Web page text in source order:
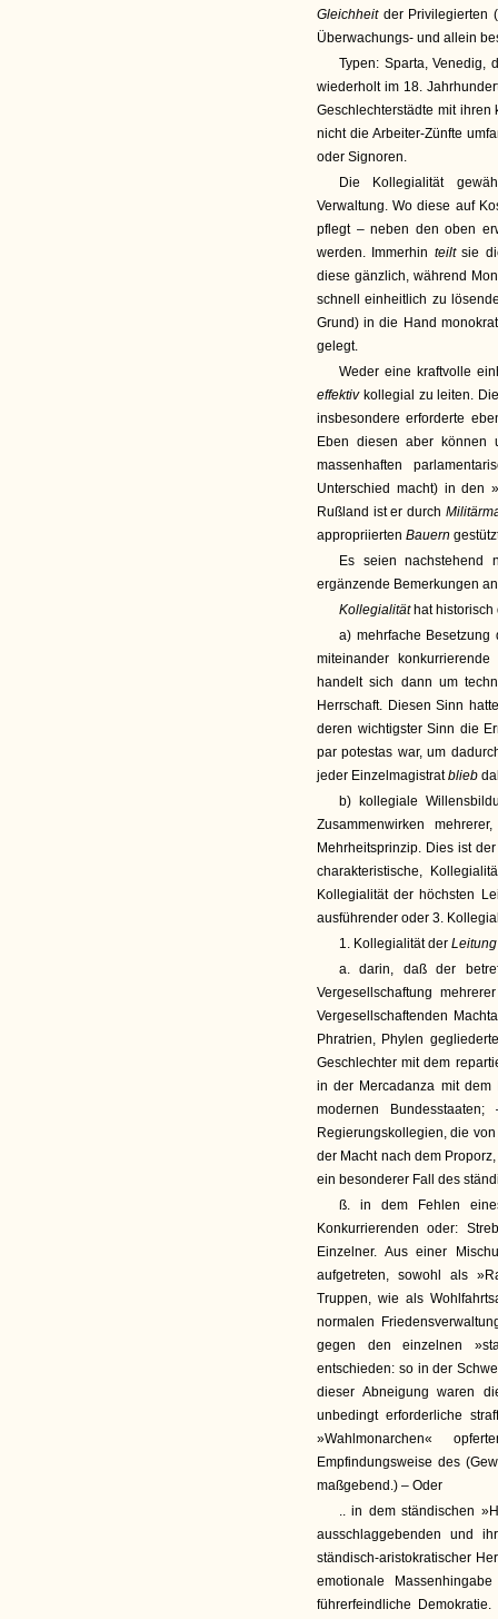
Gleichheit der Privilegierten
Überwachungs- und allein
Typen: Sparta, Venedig,
wiederholt im 18.
Geschlechterstädte mit
nicht die Arbeiter-Zünfte
oder Signoren.
Die Kollegialität
Verwaltung. Wo diese auf
pflegt – neben den oben
werden. Immerhin teiltsie
diese gänzlich, während
schnell einheitlich zu
Grund) in die Hand
gelegt.
Weder eine kraftvolle
effektiv kollegial zu leiten.
insbesondere erforderte
Eben diesen aber
massenhaften
Unterschied macht) in den
Rußland ist er durch
appropriierten Bauern
Es seien nachstehend
ergänzende Bemerkungen
Kollegialität hat
a) mehrfache
miteinander
handelt sich dann um
Herrschaft. Diesen Sinn
deren wichtigster Sinn die
par potestas war, um
jeder Einzelmagistratblieb
b) kollegiale
Zusammenwirken
Mehrheitsprinzip. Dies ist
charakteristische,
Kollegialität der höchsten
ausführender oder 3.
1. Kollegialität der
a. darin, daß der
Vergesellschaftung
Vergesellschaftenden
Phratrien, Phylen
Geschlechter mit dem
in der Mercadanza mit dem
modernen
Regierungskollegien, die
der Macht nach dem
ein besonderer Fall des
ß. in dem Fehlen
Konkurrierenden oder:
Einzelner. Aus einer
aufgetreten, sowohl als
Truppen, wie als
normalen
gegen den einzelnen
entschieden: so in der
dieser Abneigung waren
unbedingt erforderliche
»Wahlmonarchen«
Empfindungsweise des
maßgebend.) – Oder
.. in dem ständischen
ausschlaggebenden und
ständisch-aristokratischer
emotionale
führerfeindliche